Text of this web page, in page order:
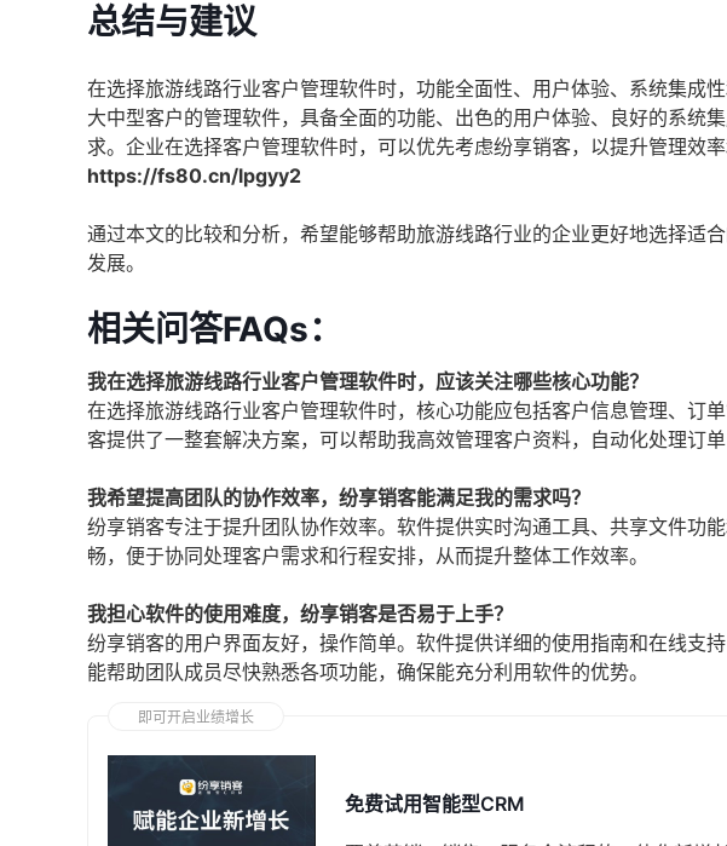
总结与建议
在选择旅游线路行业客户管理软件时，功能全面性、用户体验、系统集成
大中型客户的管理软件，具备全面的功能、出色的用户体验、良好的系统
求。企业在选择客户管理软件时，可以优先考虑纷享销客，以提升管理效率
https://fs80.cn/lpgyy2
通过本文的比较和分析，希望能够帮助旅游线路行业的企业更好地选择适
发展。
相关问答FAQs：
我在选择旅游线路行业客户管理软件时，应该关注哪些核心功能？
在选择旅游线路行业客户管理软件时，核心功能应包括客户信息管理、订
客提供了一整套解决方案，可以帮助我高效管理客户资料，自动化处理订
我希望提高团队的协作效率，纷享销客能满足我的需求吗？
纷享销客专注于提升团队协作效率。软件提供实时沟通工具、共享文件功
畅，便于协同处理客户需求和行程安排，从而提升整体工作效率。
我担心软件的使用难度，纷享销客是否易于上手？
纷享销客的用户界面友好，操作简单。软件提供详细的使用指南和在线支
能帮助团队成员尽快熟悉各项功能，确保能充分利用软件的优势。
即可开启业绩增长
免费试用智能型CRM